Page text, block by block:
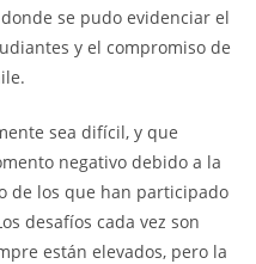
se pudo evidenciar el
y el compromiso de
sea difícil, y que
negativo debido a la
de los que han participado
desafíos cada vez son
están elevados, pero la